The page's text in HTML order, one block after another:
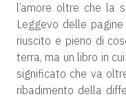
l’amore oltre che la
Leggevo delle
riuscito e pieno di
terra, ma un libro in
significato che va
ribadimento della